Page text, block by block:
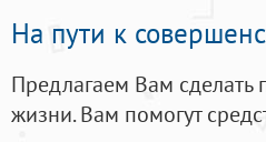
На пути к
Предлагаем Вам
жизни. Вам помогут